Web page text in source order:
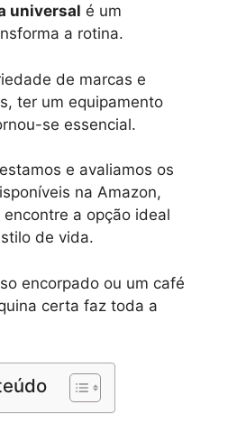
universal é um
a rotina.
de marcas e
ter um equipamento
se essencial.
e avaliamos os
na Amazon,
a opção ideal
de vida.
encorpado ou um café
certa faz toda a